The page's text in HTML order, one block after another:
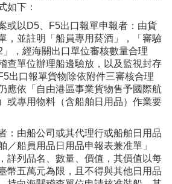
如下：
或以D5、F5出口報單申報者：由貨
，並註明「船員專用菸酒」，「審驗
，經海關出口單位審核數量合理
查單位辦理船邊驗放，以及監視封存
出口報單貨物除依附件三審核合理
應依「自由港區事業貨物售予國際航
或專用物料（含船舶日用品）作業要
：由船公司或其代理行或船舶日用品
／船員用品日用品申報表兼准單」
詳列品名、數量、價值，其價值以每
幣五萬元為限，且不得與其他日用品